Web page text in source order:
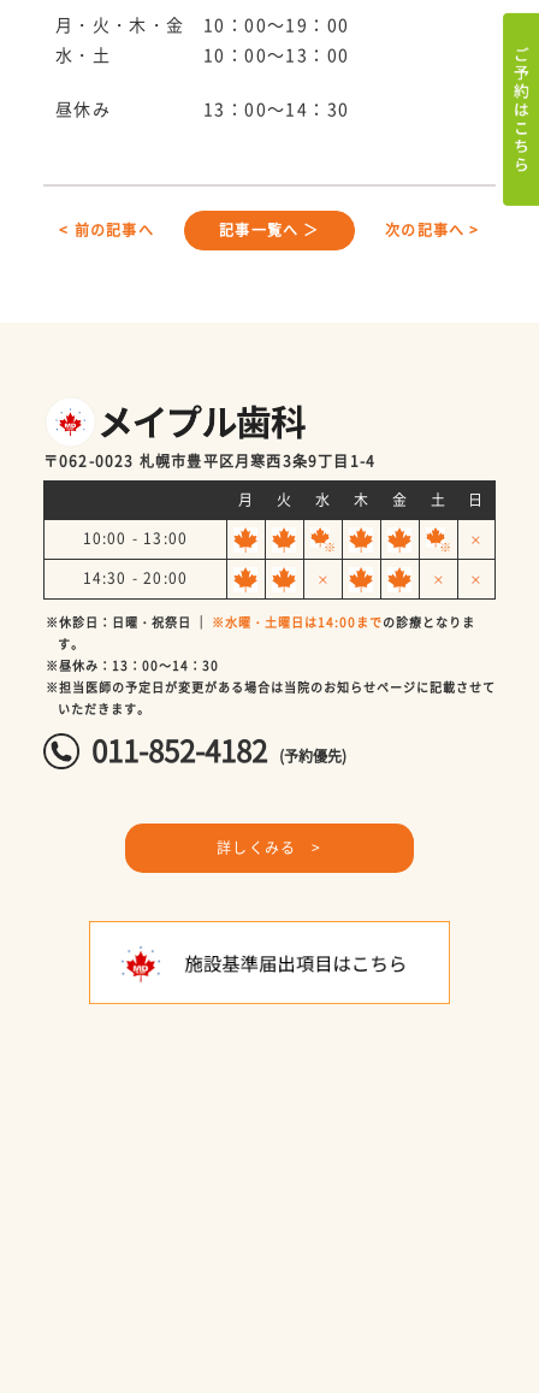
月・火・木・金 10：00～19：00
水・土 10：00～13：00
昼休み 13：00～14：30
< 前の記事へ 記事一覧へ ＞ 次の記事へ >
〒062-0023 札幌市豊平区月寒西3条9丁目1-4
月
火 水 木 金 土
日
10:00 - 13:00
14:30 - 20:00
※休診日：日曜・祝祭日 ｜ ※水曜・土曜日は14:00までの診療となりま
す。
※昼休み：13：00～14：30
※担当医師の予定日が変更がある場合は当院のお知らせページに記載させて
いただきます。
011-852-4182 (予約優先)
詳しくみる >